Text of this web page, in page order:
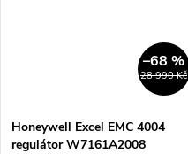
28 990 Kč
–68 %
Honeywell Excel EMC 4004
regulátor W7161A2008